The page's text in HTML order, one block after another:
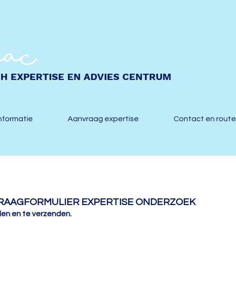
EXPERTISE EN ADVIES CENTRUM
Aanvraag expertise Contact en route
EXPERTISE ONDERZOEK
en teverzenden.